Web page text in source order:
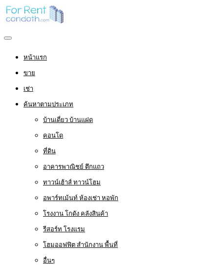
หน้าแรก
ขาย
เช่า
ค้นหาตามประเภท
บ้านเดี่ยว บ้านแฝด
คอนโด
ที่ดิน
อาคารพาณิชย์ ตึกแถว
ทาวน์เฮ้าส์ ทาวน์โฮม
อพาร์ทเม้นท์ ห้องเช่า หอพัก
โรงงาน โกดัง คลังสินค้า
รีสอร์ท โรงแรม
โฮมออฟฟิต สำนักงาน พื้นที่
อื่นๆ